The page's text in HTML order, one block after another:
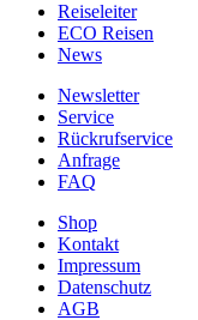
Reiseleiter
ECO Reisen
News
Newsletter
Service
Rückrufservice
Anfrage
FAQ
Shop
Kontakt
Impressum
Datenschutz
AGB